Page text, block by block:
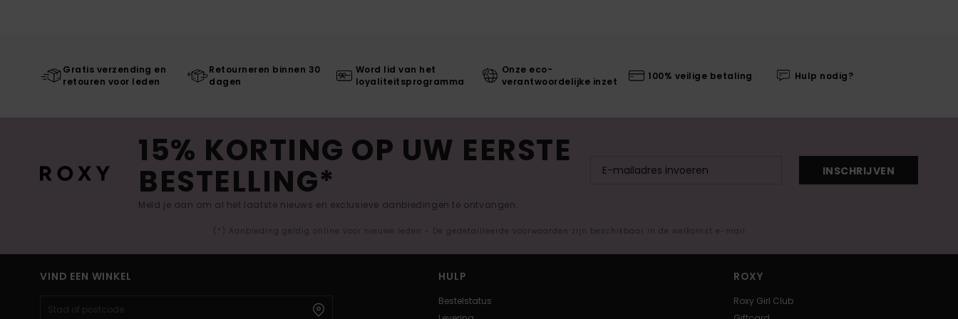
Gratis verzending en
retouren voor leden
Retourneren binnen 30
dagen
Word lid van het
loyaliteitsprogramma
Onze eco-
verantwoordelijke inzet
100% veilige betaling Hulp nodig?
15% KORTING OP UW EERSTE
BESTELLING*
Meld je aan om al het laatste nieuws en exclusieve aanbiedingen te ontvangen.
INSCHRIJVEN
(*) Aanbieding geldig online voor nieuwe leden - De gedetailleerde voorwaarden zijn beschikbaar in de welkomst e-mail
VIND EEN WINKEL HULP
Bestelstatus
ROXY
Roxy Girl Club